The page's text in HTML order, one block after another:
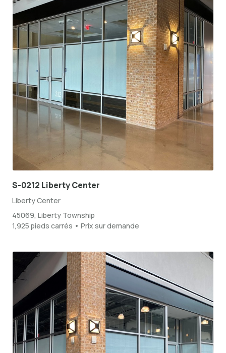
S-0212 Liberty Center
Liberty Center
45069, Liberty Township
1,925 pieds carrés • Prix sur demande